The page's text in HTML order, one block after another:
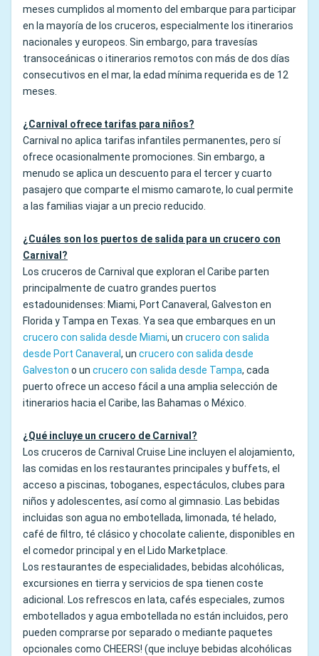
meses cumplidos al momento del embarque para participar
en la mayoría de los cruceros, especialmente los itinerarios
nacionales y europeos. Sin embargo, para travesías
transoceánicas o itinerarios remotos con más de dos días
consecutivos en el mar, la edad mínima requerida es de 12
meses.
¿Carnival ofrece tarifas para niños?
Carnival no aplica tarifas infantiles permanentes, pero sí
ofrece ocasionalmente promociones. Sin embargo, a
menudo se aplica un descuento para el tercer y cuarto
pasajero que comparte el mismo camarote, lo cual permite
a las familias viajar a un precio reducido.
¿Cuáles son los puertos de salida para un crucero con
Carnival?
Los cruceros de Carnival que exploran el Caribe parten
principalmente de cuatro grandes puertos
estadounidenses: Miami, Port Canaveral, Galveston en
Florida y Tampa en Texas. Ya sea que embarques en un
crucero con salida desde Miami, un crucero con salida
desde Port Canaveral, un crucero con salida desde
Galveston o un crucero con salida desde Tampa, cada
puerto ofrece un acceso fácil a una amplia selección de
itinerarios hacia el Caribe, las Bahamas o México.
¿Qué incluye un crucero de Carnival?
Los cruceros de Carnival Cruise Line incluyen el alojamiento,
las comidas en los restaurantes principales y buffets, el
acceso a piscinas, toboganes, espectáculos, clubes para
niños y adolescentes, así como al gimnasio. Las bebidas
incluidas son agua no embotellada, limonada, té helado,
café de filtro, té clásico y chocolate caliente, disponibles en
el comedor principal y en el Lido Marketplace.
Los restaurantes de especialidades, bebidas alcohólicas,
excursiones en tierra y servicios de spa tienen coste
adicional. Los refrescos en lata, cafés especiales, zumos
embotellados y agua embotellada no están incluidos, pero
pueden comprarse por separado o mediante paquetes
opcionales como CHEERS! (que incluye bebidas alcohólicas